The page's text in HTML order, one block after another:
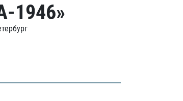
1946»